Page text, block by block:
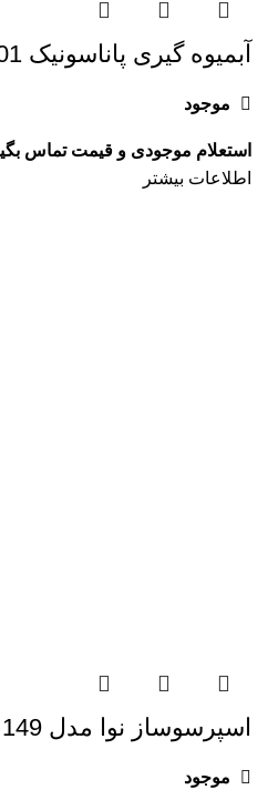
آبمیوه گیری پاناسونیک MJ-DJ01
موجود
اطلاعات بیشتر
اسپرسوساز نوا مدل 149
موجود